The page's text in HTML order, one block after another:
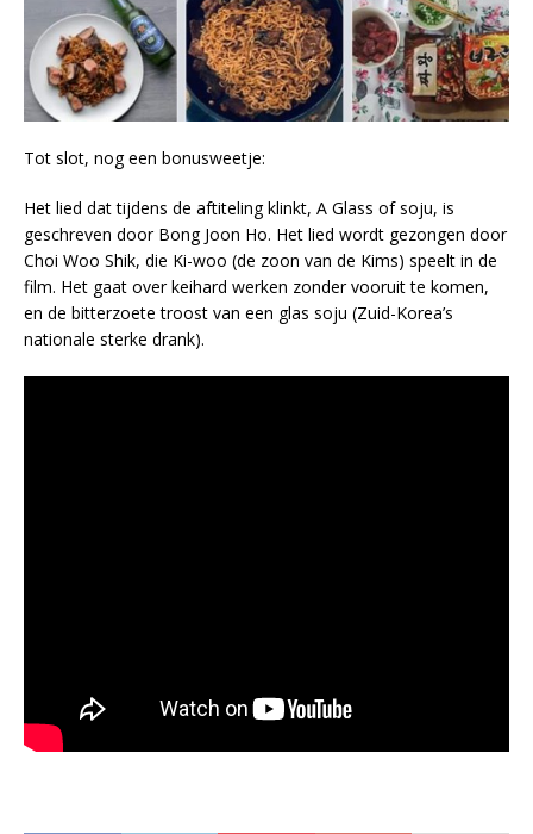
Tot slot, nog een bonusweetje:
Het lied dat tijdens de aftiteling klinkt, A Glass of soju, is
geschreven door Bong Joon Ho. Het lied wordt gezongen door
Choi Woo Shik, die Ki-woo (de zoon van de Kims) speelt in de
film. Het gaat over keihard werken zonder vooruit te komen,
en de bitterzoete troost van een glas soju (Zuid-Korea’s
nationale sterke drank).